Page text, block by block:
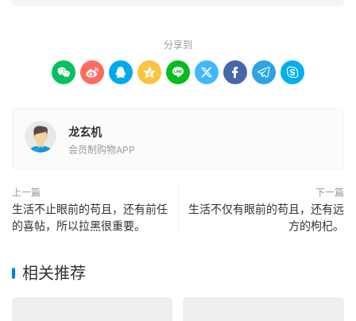
分享到
        
龙玄机
会员制购物APP
上一篇
生活不止眼前的苟且，还有前任
的喜帖，所以拉黑很重要。
下一篇
生活不仅有眼前的苟且，还有远
方的枸杞。
相关推荐